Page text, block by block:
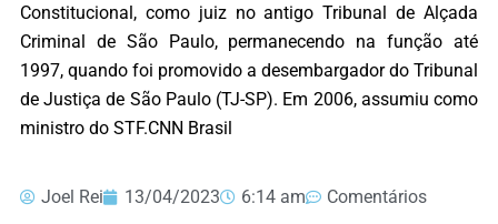
Constitucional, como juiz no antigo Tribunal de Alçada
Criminal de São Paulo, permanecendo na função até
1997, quando foi promovido a desembargador do Tribunal
de Justiça de São Paulo (TJ-SP). Em 2006, assumiu como
ministro do STF.CNN Brasil
Joel Rei 13/04/2023 6:14 am Comentários